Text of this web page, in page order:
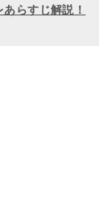
らすじ解説！